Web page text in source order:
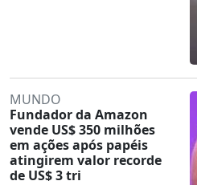
MUNDO
Fundador da Amazon
vende US$ 350 milhões
em ações após papéis
atingirem valor recorde
de US$ 3 tri